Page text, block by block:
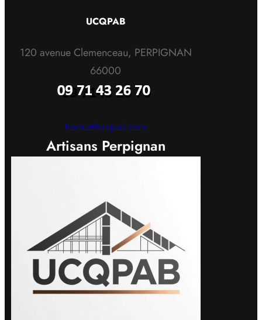
UCQPAB
120 avenue Clemenceau, PERPIGNAN
66000
travaux@ucqpab.com
Artisans Perpignan